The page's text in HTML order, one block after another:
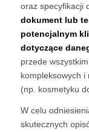
oraz specyfikacji
dokument lub
potencjalnym
dotyczące
przede
kompleksowych i
(np. kosmetyku
W celu
skutecznych